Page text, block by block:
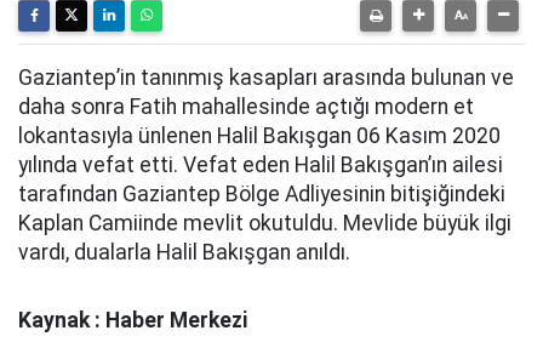
Gaziantep’in tanınmış kasapları arasında bulunan ve
daha sonra Fatih mahallesinde açtığı modern et
lokantasıyla ünlenen Halil Bakışgan 06 Kasım 2020
yılında vefat etti. Vefat eden Halil Bakışgan’ın ailesi
tarafından Gaziantep Bölge Adliyesinin bitişiğindeki
Kaplan Camiinde mevlit okutuldu. Mevlide büyük ilgi
vardı, dualarla Halil Bakışgan anıldı.
Kaynak : Haber Merkezi